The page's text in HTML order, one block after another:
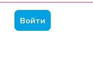
Войти